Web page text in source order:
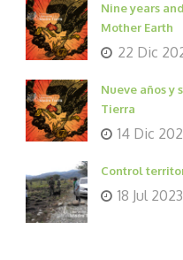
Nine years
Mother Earth
22 Dic
Nueve años y
Tierra
14 Dic
Control
18 Jul 2023